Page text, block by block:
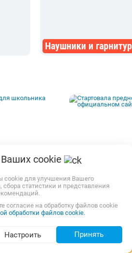
параметрам (24)
Наушники и
г. для
Стартовала
акция на
cookie
cookie для улучшения Вашего
сбора статистики и представления
согласие на обработку файлов cookie
обработки файлов cookie.
Настроить Принять